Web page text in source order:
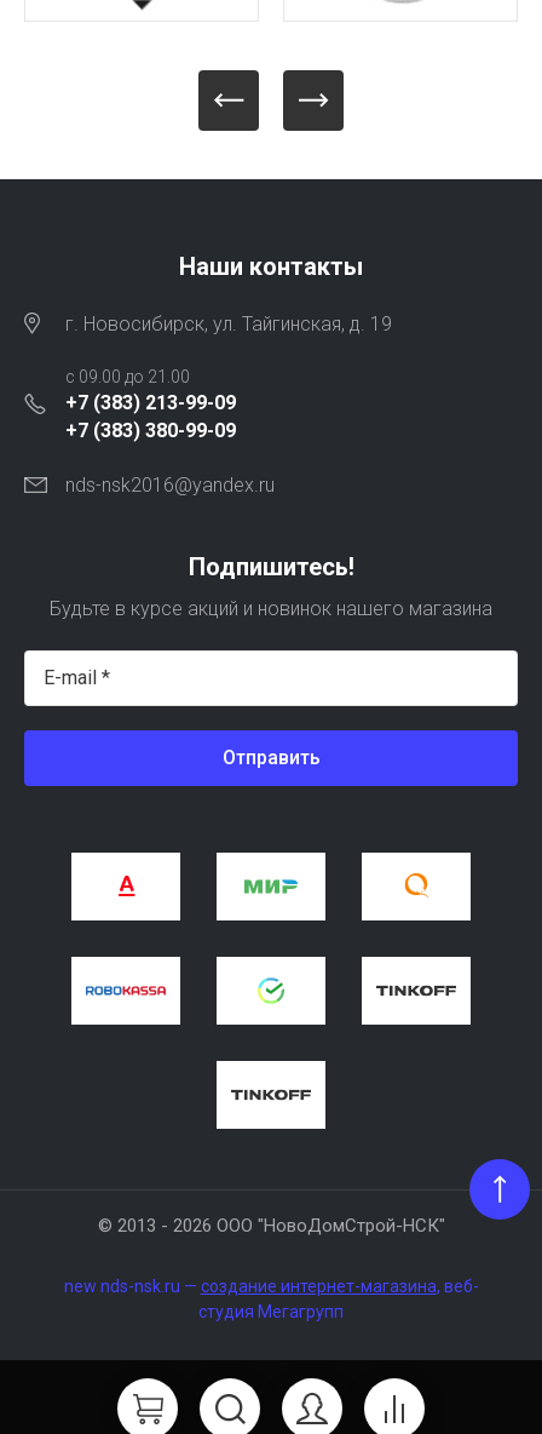
Наши контакты
г. Новосибирск, ул. Тайгинская, д. 19
с 09.00 до 21.00
+7 (383) 213-99-09
+7 (383) 380-99-09
nds-nsk2016@yandex.ru
Подпишитесь!
Будьте в курсе акций и новинок нашего магазина
Отправить
© 2013 - 2026 ООО "НовоДомСтрой-НСК"
new nds-nsk.ru — создание интернет-магазина, веб-
студия Мегагрупп